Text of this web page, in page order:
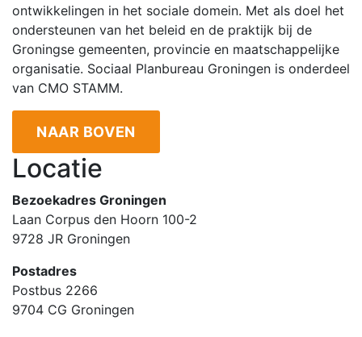
ontwikkelingen in het sociale domein. Met als doel het
ondersteunen van het beleid en de praktijk bij de
Groningse gemeenten, provincie en maatschappelijke
organisatie. Sociaal Planbureau Groningen is onderdeel
van CMO STAMM.
NAAR BOVEN
Locatie
Bezoekadres Groningen
Laan Corpus den Hoorn 100-2
9728 JR Groningen
Postadres
Postbus 2266
9704 CG Groningen